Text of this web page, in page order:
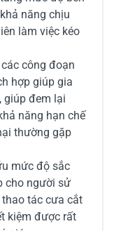
năng chịu
làm việc kéo
công đoạn
hợp giúp gia
giúp đem lại
năng hạn chế
thường gặp
mức độ sắc
cho người sử
tác cưa cắt
kiệm được rất